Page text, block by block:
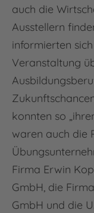
auch die
Ausstellern
informierten
Veranstaltung
konnten so
waren auch die
Firma Erwin
GmbH, die
GmbH und die